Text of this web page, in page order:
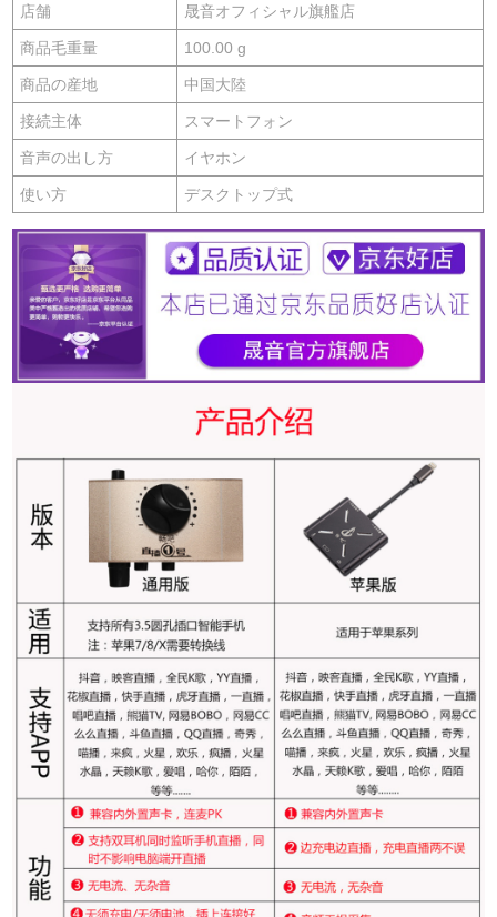
店舗 晟音オフィシャル旗艦店
商品毛重量 100.00 g
商品の産地 中国大陸
接続主体 スマートフォン
音声の出し方 イヤホン
使い方 デスクトップ式